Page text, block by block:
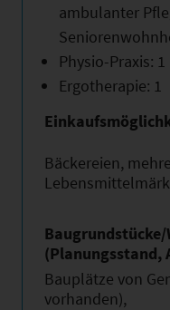
ambulanter
Physio-Praxis: 1
Ergotherapie: 1
Bäckereien,
(Planungsstand,
Bauplätze von
vorhanden),